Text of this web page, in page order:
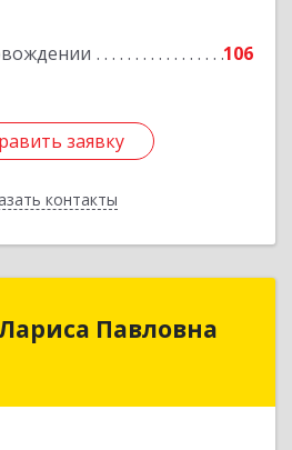
106
заявку
контакты
Подробнее
заявку
Назад
Павловна